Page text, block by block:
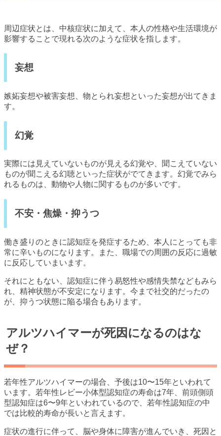
周辺症状とは、中核症状に加えて、本人の性格や生活環境が
影響することで現れる次のような症状を指します。
妄想
嫉妬妄想や被害妄想、物とられ妄想といった妄想が出てきま
す。
幻覚
実際には見えていないものが見える幻覚や、聞こえていない
ものが聞こえる幻聴といった症状がでてきます。幻覚でみら
れるものは、動物や人物に関するものが多いです。
不安・焦燥・抑うつ
働き盛りのときに認知症を発症するため、本人にとっても非
常に辛いものになります。また、職場での周囲の反応に過敏
に反応していまいます。
それにともない、認知症に伴う易怒性や感情失禁などもみら
れ、精神状態が不安定になります。今まで社交的だったの
が、抑うつ状態に陥る場合もあります。
アルツハイマーが死因になるのはな
ぜ？
若年性アルツハイマーの場合、予後は10〜15年といわれて
います。若年性レビー小体型認知症の寿命は7年、前頭側頭
型認知症は6〜9年といわれているので、若年性認知症の中
では比較的寿命が長いと言えます。
症状の進行に伴って、脳や身体に障害が進んでいき、死因と